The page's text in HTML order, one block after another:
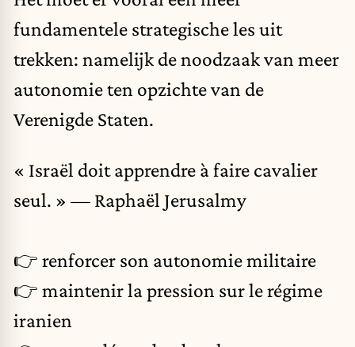
fundamentele strategische les uit
trekken: namelijk de noodzaak van meer
autonomie ten opzichte van de
Verenigde Staten.
« Israël doit apprendre à faire cavalier
seul. » — Raphaël Jerusalmy
👉 renforcer son autonomie militaire
👉 maintenir la pression sur le régime
iranien